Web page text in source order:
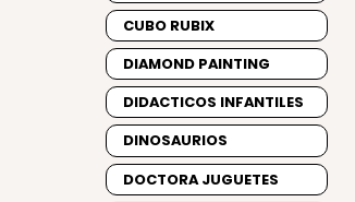
CUBO RUBIX
DIAMOND PAINTING
DIDACTICOS INFANTILES
DINOSAURIOS
DOCTORA JUGUETES